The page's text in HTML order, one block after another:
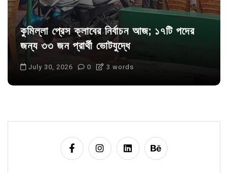
কুমিল্লা প্রেস ক্লাবের নির্বাচন আজ; ১৭টি পদের
জন্য ৩৩ জন প্রার্থী ভোটযুদ্ধে
July 30, 2026 0 3 words